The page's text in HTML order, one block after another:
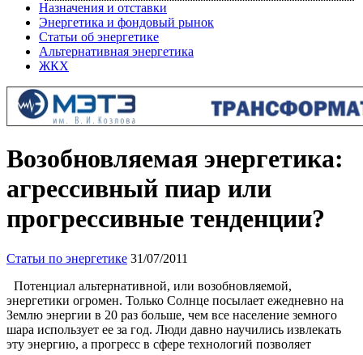
Назначения и отставки
Энергетика и фондовый рынок
Статьи об энергетике
Альтернативная энергетика
ЖКХ
Возобновляемая энергетика:
агрессивный пиар или
прогрессивные тенденции?
Статьи по энергетике 31/07/2011
Потенциал альтернативной, или возобновляемой,
энергетики огромен. Только Солнце посылает ежедневно на
Землю энергии в 20 раз больше, чем все население земного
шара использует ее за год. Люди давно научились извлекать
эту энергию, а прогресс в сфере технологий позволяет